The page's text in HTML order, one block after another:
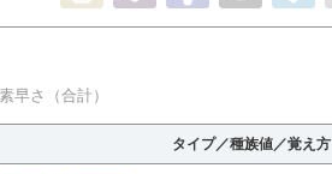
早さ（合計）
タイプ／種族値／覚え方